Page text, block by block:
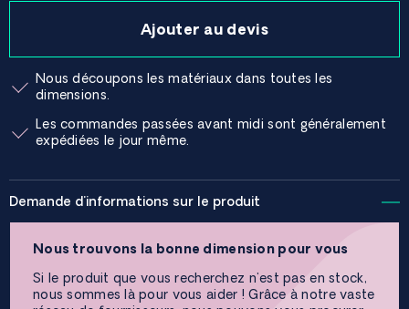
Ajouter au devis
Nous découpons les matériaux dans toutes les
dimensions.
Les commandes passées avant midi sont généralement
expédiées le jour même.
Demande d'informations sur le produit
Nous trouvons la bonne dimension pour vous
Si le produit que vous recherchez n'est pas en stock,
nous sommes là pour vous aider ! Grâce à notre vaste